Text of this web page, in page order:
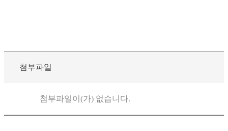
첨부파일
첨부파일이(가) 없습니다.